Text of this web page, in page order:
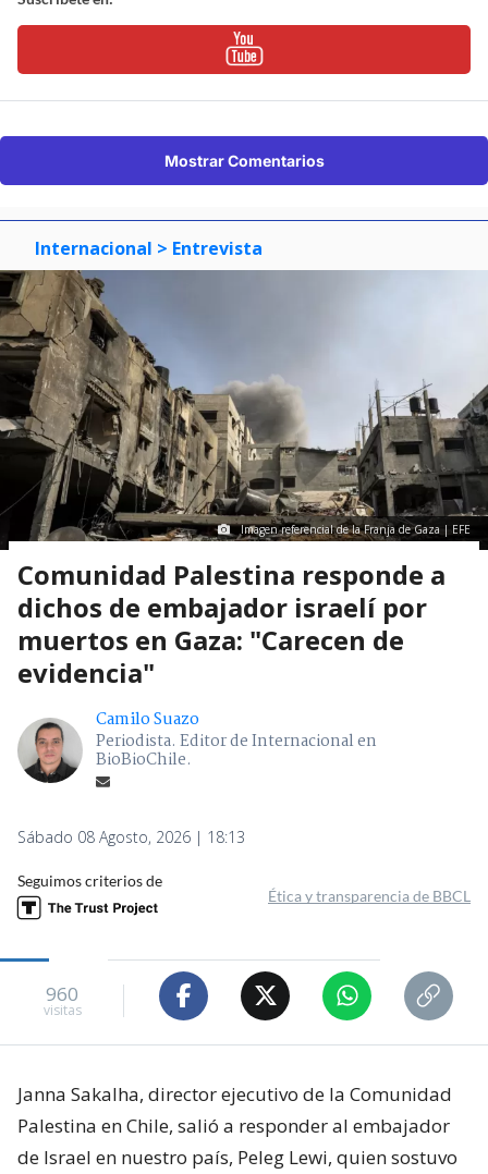
Mostrar Comentarios
Internacional > Entrevista
Imagen referencial de la Franja de Gaza | EFE
Comunidad Palestina responde a
dichos de embajador israelí por
muertos en Gaza: "Carecen de
evidencia"
Camilo Suazo
Periodista. Editor de Internacional en
BioBioChile.
Sábado 08 Agosto, 2026 | 18:13
Seguimos criterios de
Ética y transparencia de BBCL
960
visitas
Janna Sakalha, director ejecutivo de la Comunidad
Palestina en Chile, salió a responder al embajador
de Israel en nuestro país, Peleg Lewi, quien sostuvo